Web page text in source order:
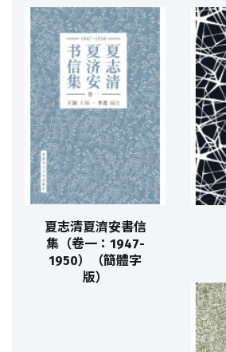
夏志清夏濟安書信
集（卷一：1947-
1950）（簡體字
版）